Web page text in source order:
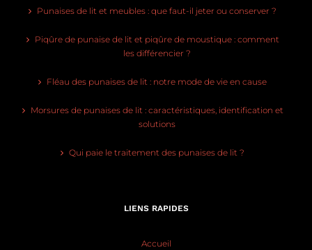
Punaises de lit et meubles : que faut-il jeter ou conserver ?
Piqûre de punaise de lit et piqûre de moustique : comment
les différencier ?
Fléau des punaises de lit : notre mode de vie en cause
Morsures de punaises de lit : caractéristiques, identification et
solutions
Qui paie le traitement des punaises de lit ?
LIENS RAPIDES
Accueil